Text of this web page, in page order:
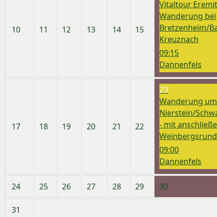
10 11 12 13 14 15
Vitaltour
Wanderung bei
Bretzenheim/
Kreuznach
09:15
Dannenfels
17 18 19 20 21 22
23
Wanderung um
Nierstein/
- mit
09:00
Dannenfels
24 25 26 27 28 29 30
31